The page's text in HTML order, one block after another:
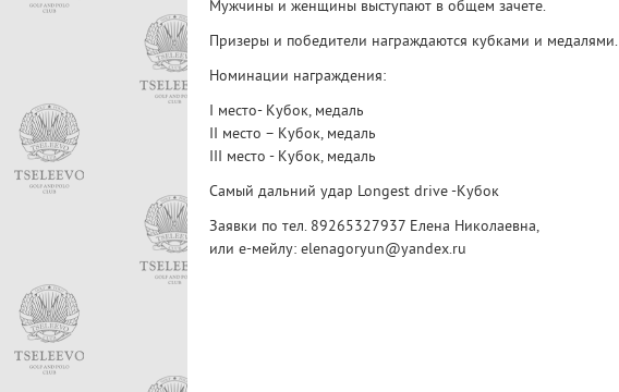
Мужчины и женщины выступают в общем зачете.
Призеры и победители награждаются кубками и медалями.
Номинации награждения:
I место- Кубок, медаль
II место – Кубок, медаль
III место - Кубок, медаль
Самый дальний удар Longest drive -Кубок
Заявки по тел. 89265327937 Елена Николаевна,
или е-мейлу: elenagoryun@yandex.ru